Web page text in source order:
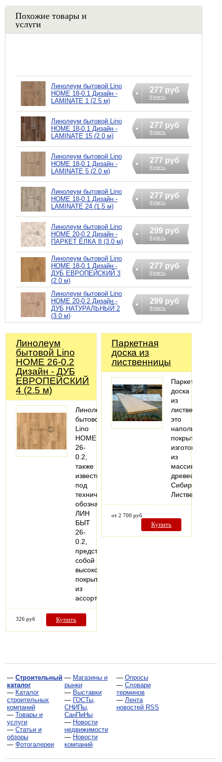
Похожие товары и
услуги
Линолеум бытовой Lino
HOME 18-0.1 Дизайн -
LAMINATE 1 (2.5 м)
277 руб
Купить
Линолеум бытовой Lino
HOME 18-0.1 Дизайн -
LAMINATE 15 (2.0 м)
277 руб
Купить
Линолеум бытовой Lino
HOME 18-0.1 Дизайн -
LAMINATE 5 (2.0 м)
277 руб
Купить
Линолеум бытовой Lino
HOME 18-0.1 Дизайн -
LAMINATE 24 (1.5 м)
277 руб
Купить
Линолеум бытовой Lino
HOME 20-0.2 Дизайн -
ПАРКЕТ ЁЛКА 8 (3.0 м)
299 руб
Купить
Линолеум бытовой Lino
HOME 18-0.1 Дизайн -
ДУБ ЕВРОПЕЙСКИЙ 3
(2.0 м)
277 руб
Купить
Линолеум бытовой Lino
HOME 20-0.2 Дизайн -
ДУБ НАТУРАЛЬНЫЙ 2
(3.0 м)
299 руб
Купить
Линолеум
бытовой Lino
HOME 26-0.2
Дизайн - ДУБ
ЕВРОПЕЙСКИЙ
4 (2.5 м)
Линолеум
бытовой
Lino
HOME
26-
0.2,
также
известный
под
техническим
обозначением
ЛИН
БЫТ
26-
0.2,
представляет
собой
высококачественное
покрытие
из
ассортимента…
326 руб Купить
Паркетная
доска из
лиственницы
Паркетная
доска
из
лиственницы
это
напольное
покрытие,
изготовленное
из
массива
древесины
Сибирской
Лиственницы.
от 2 700 руб
Купить
— Строительный
каталог
— Каталог
строительных
компаний
— Товары и
услуги
— Статьи и
обзоры
— Фотогалереи
— Магазины и
рынки
— Выставки
— ГОСТы,
СНИПы,
СанПиНы
— Новости
недвижимости
— Новости
компаний
— Опросы
— Словари
терминов
— Лента
новостей RSS